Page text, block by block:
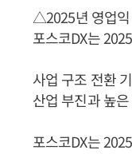
△2025년 영업익
포스코DX는
사업 구조 전환
산업 부진과 높
포스코DX는